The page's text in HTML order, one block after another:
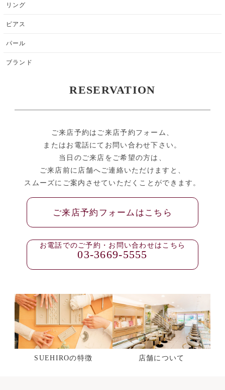
リング
ピアス
パール
ブランド
RESERVATION
ご来店予約はご来店予約フォーム、
またはお電話にてお問い合わせ下さい。
当日のご来店をご希望の方は、
ご来店前に店舗へご連絡いただけますと、
スムーズにご案内させていただくことができます。
ご来店予約フォームはこちら
お電話でのご予約・お問い合わせはこちら
03-3669-5555
SUEHIROの特徴 店舗について